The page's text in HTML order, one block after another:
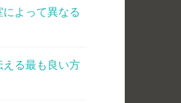
よって異なる
る最も良い方